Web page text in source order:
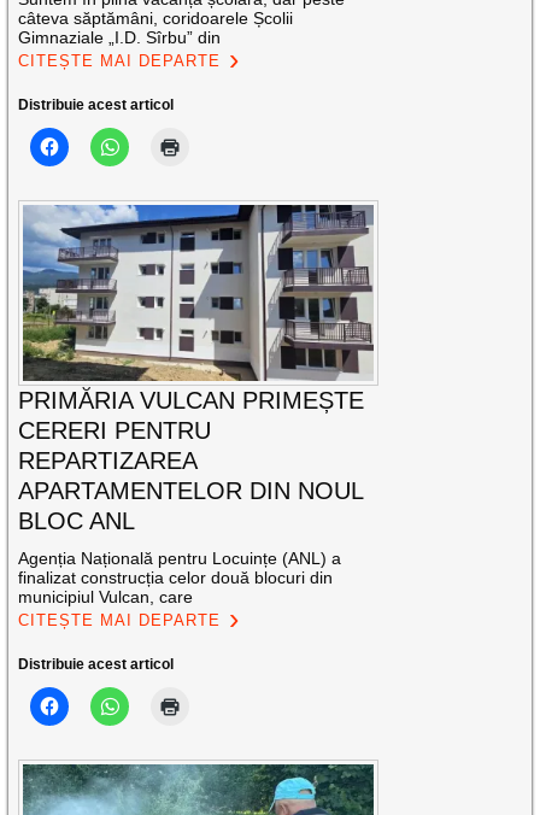
câteva săptămâni, coridoarele Școlii
Gimnaziale „I.D. Sîrbu” din
CITEȘTE MAI DEPARTE
Distribuie acest articol
PRIMĂRIA VULCAN PRIMEȘTE
CERERI PENTRU
REPARTIZAREA
APARTAMENTELOR DIN NOUL
BLOC ANL
Agenția Națională pentru Locuințe (ANL) a
finalizat construcția celor două blocuri din
municipiul Vulcan, care
CITEȘTE MAI DEPARTE
Distribuie acest articol